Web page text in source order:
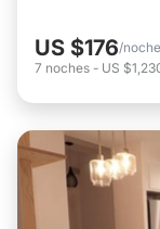
US $176/noche
7 noches - US